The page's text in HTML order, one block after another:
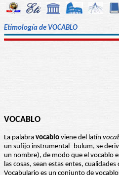
Etimología de VOCABLO
VOCABLO
La palabra vocablo viene del latín
un sufijo instrumental -bulum, se
un nombre), de modo que el vocablo
las cosas, sean estas entes,
Vocabulario es un conjunto de